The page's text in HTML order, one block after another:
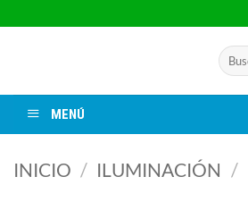
al
Buscar
por:
MENÚ
INICIO / ILUMINACIÓN /